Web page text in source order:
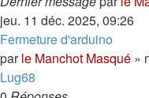
jeu. 11 déc. 2025, 09:26
Fermeture d'arduino
parle Manchot Masqué »
Lug68